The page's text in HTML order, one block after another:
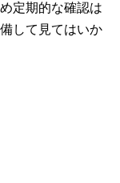
定期的な確認は
して見てはいか